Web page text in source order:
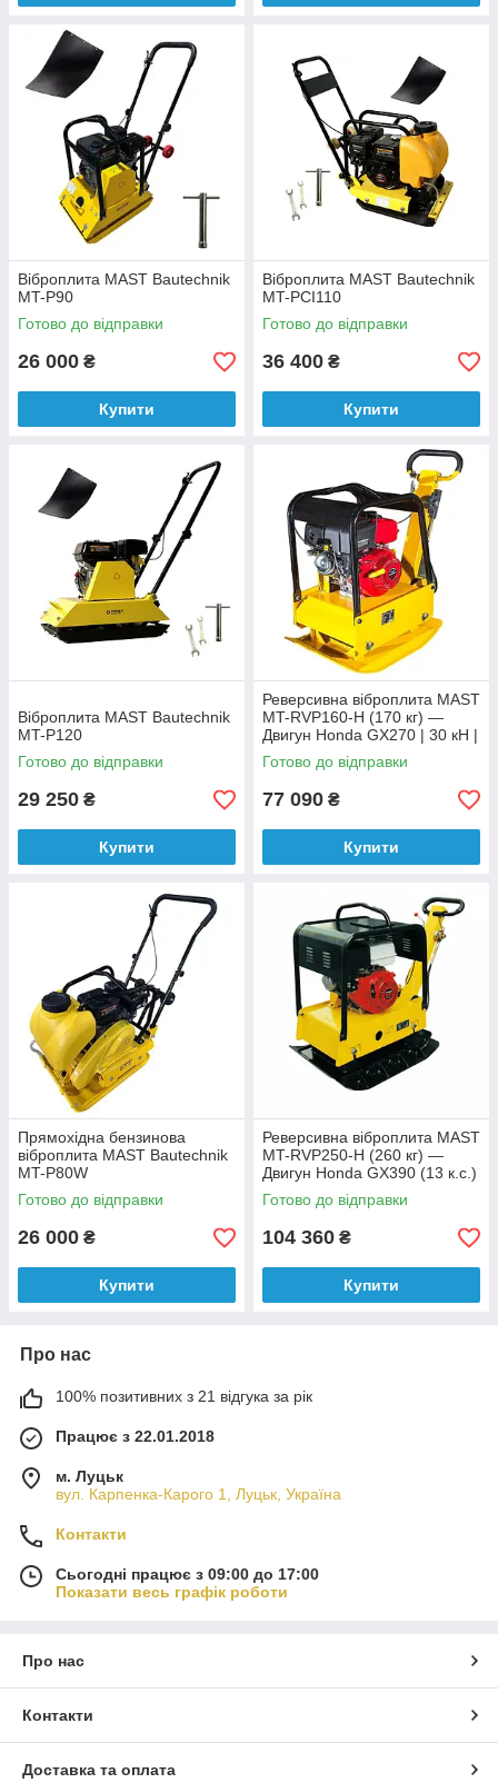
Віброплита MAST Bautechnik
MT-P90
Готово до відправки
26 000 ₴
Купити
Віброплита MAST Bautechnik
MT-PCI110
Готово до відправки
36 400 ₴
Купити
Віброплита MAST Bautechnik
MT-P120
Готово до відправки
29 250 ₴
Купити
Реверсивна віброплита MAST
MT-RVP160-H (170 кг) —
Двигун Honda GX270 | 30 кН |
Глибина 50 см
Готово до відправки
77 090 ₴
Купити
Прямохідна бензинова
віброплита MAST Bautechnik
MT-P80W
Готово до відправки
26 000 ₴
Купити
Реверсивна віброплита MAST
MT-RVP250-H (260 кг) —
Двигун Honda GX390 (13 к.с.)
| Глибина 80 см
Готово до відправки
104 360 ₴
Купити
Про нас
100% позитивних з 21 відгука за рік
Працює з 22.01.2018
м. Луцьк
вул. Карпенка-Карого 1, Луцьк, Україна
Контакти
Сьогодні працює з 09:00 до 17:00
Показати весь графік роботи
Про нас
Контакти
Доставка та оплата